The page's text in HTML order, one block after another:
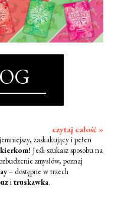
czytaj całość »
zaskakujący i pełen
Jeśli szukasz sposobu na
zmysłów, poznaj
– dostępne w trzech
itruskawka.